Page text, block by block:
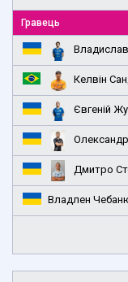
Гравець
Келвін
Євгеній
Дмитро
Владлен